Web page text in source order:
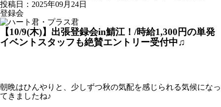
投稿日：2025年09月24日
登録会
【10/9(木)】出張登録会in鯖江！/時給1,300円の単発
イベントスタッフも絶賛エントリー受付中♫
朝晩はひんやりと、少しずつ秋の気配を感じられる気候になっ
てきましたね♪